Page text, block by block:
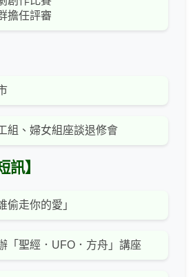
擔任評審
組、婦女組座談退修會
訊】
偷走你的愛」
「聖經．UFO．方舟」講座